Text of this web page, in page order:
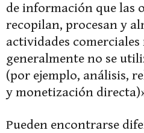
de información que las
recopilan, procesan y
actividades
generalmente no se
(por ejemplo, análisis,
y monetización
Pueden encontrarse